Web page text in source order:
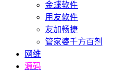
金蝶软件
用友软件
友加畅捷
管家婆千方百剂
网维
源码